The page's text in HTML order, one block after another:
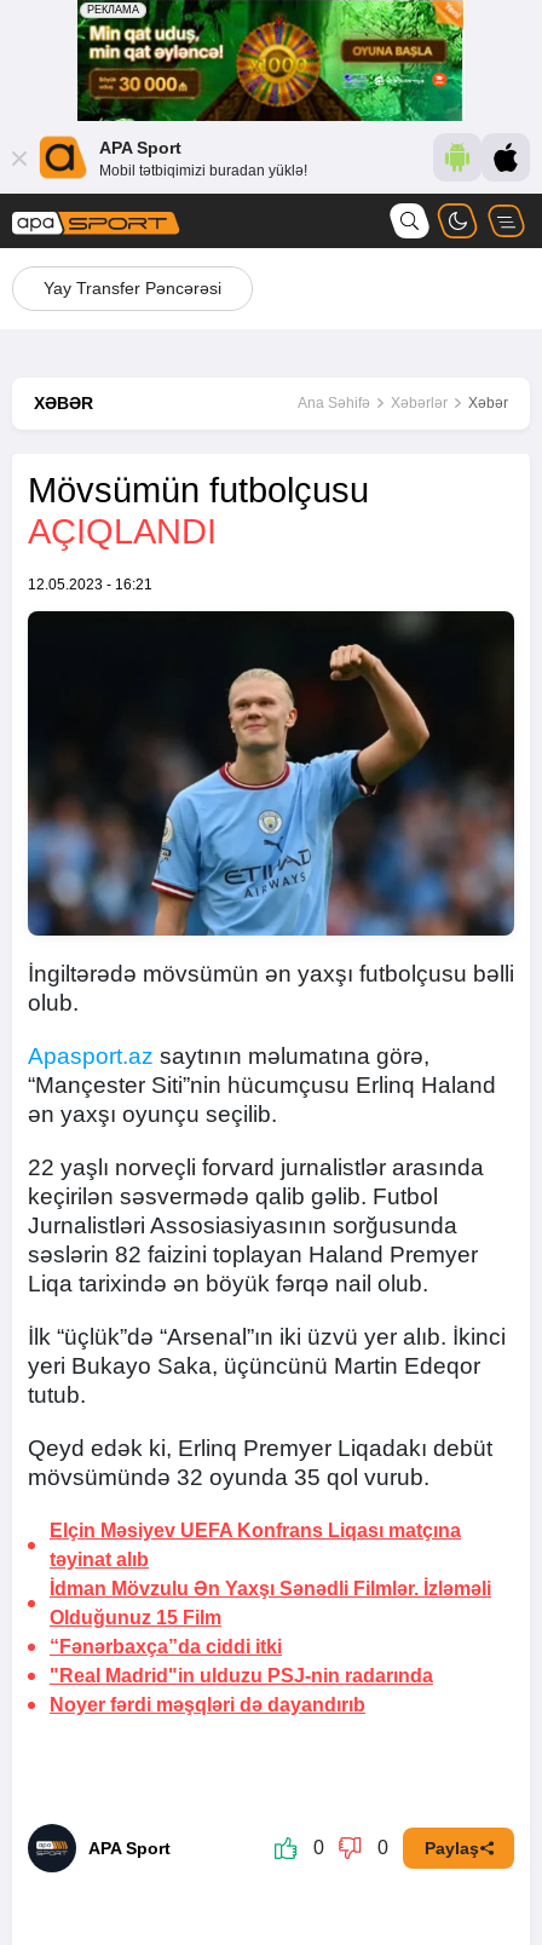
APA Sport
Mobil tətbiqimizi buradan yüklə!
Yay Transfer Pəncərəsi
XƏBƏR Ana Səhifə Xəbərlər Xəbər
Mövsümün futbolçusu
AÇIQLANDI
12.05.2023 - 16:21
İngiltərədə mövsümün ən yaxşı futbolçusu bəlli
olub.
Apasport.az saytının məlumatına görə,
“Mançester Siti”nin hücumçusu Erlinq Haland
ən yaxşı oyunçu seçilib.
22 yaşlı norveçli forvard jurnalistlər arasında
keçirilən səsvermədə qalib gəlib. Futbol
Jurnalistləri Assosiasiyasının sorğusunda
səslərin 82 faizini toplayan Haland Premyer
Liqa tarixində ən böyük fərqə nail olub.
İlk “üçlük”də “Arsenal”ın iki üzvü yer alıb. İkinci
yeri Bukayo Saka, üçüncünü Martin Edeqor
tutub.
Qeyd edək ki, Erlinq Premyer Liqadakı debüt
mövsümündə 32 oyunda 35 qol vurub.
Elçin Məsiyev UEFA Konfrans Liqası matçına
təyinat alıb
İdman Mövzulu Ən Yaxşı Sənədli Filmlər. İzləməli
Olduğunuz 15 Film
“Fənərbaxça”da ciddi itki
"Real Madrid"in ulduzu PSJ-nin radarında
Noyer fərdi məşqləri də dayandırıb
APA Sport 0 0 Paylaş